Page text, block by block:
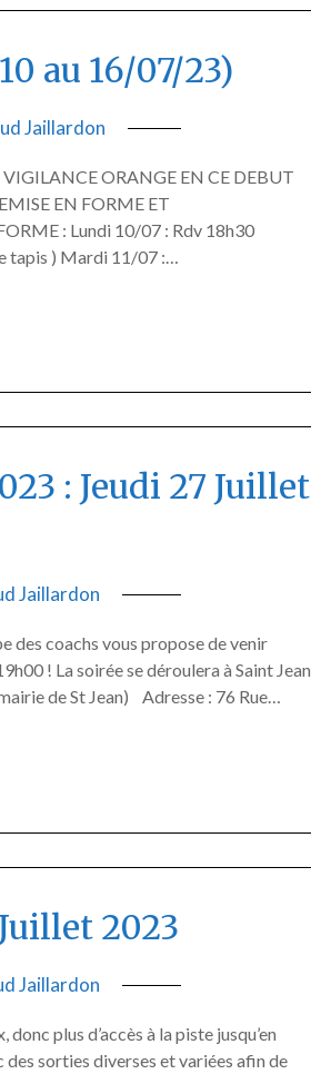
au 16/07/23)
Jaillardon
ORANGE EN CE DEBUT
EN FORME ET
: Lundi 10/07 : Rdv 18h30
tapis ) Mardi 11/07 :…
: Jeudi 27 Juillet
Jaillardon
des coachs vous propose de venir
! La soirée se déroulera à Saint Jean
de St Jean) Adresse : 76 Rue…
2023
Jaillardon
plus d’accès à la piste jusqu’en
sorties diverses et variées afin de